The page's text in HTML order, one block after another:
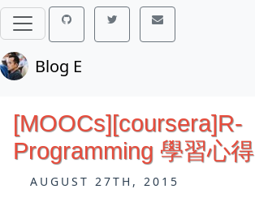
Blog E
[MOOCs][coursera]R-
Programming 學習心得
AUGUST 27TH, 2015